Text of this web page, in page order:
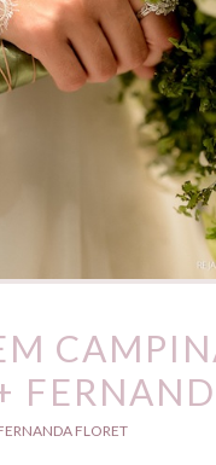
FLORET